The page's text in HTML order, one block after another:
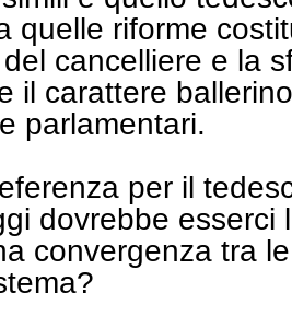
quelle riforme
cancelliere e la
il carattere
parlamentari.
per il
dovrebbe esserci
convergenza tra